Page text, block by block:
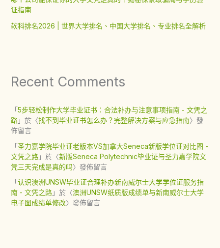
证指南
软科排名2026 | 世界大学排名、中国大学排名、专业排名全解析
Recent Comments
「5步轻松制作大学毕业证书：合法补办与注意事项指南 - 文凭之
路」於〈找不到毕业证书怎么办？完整解决方案与应急指南〉發
佈留言
「圣力嘉学院毕业证老版本VS加拿大Seneca新版学位证对比图 -
文凭之路」於〈新版Seneca Polytechnic毕业证与圣力嘉学院文
凭三天完成是真的吗〉發佈留言
「认识澳洲UNSW毕业证合理补办新南威尔士大学学位证服务指
南 - 文凭之路」於〈澳洲UNSW纸质版成绩单与新南威尔士大学
电子图成绩单修改〉發佈留言